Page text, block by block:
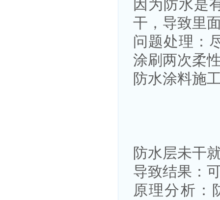
因为防水是
干，导致里
问题处理：
涂刷两次柔
防水涂料施
防水层未干
导致结果：
原理分析：